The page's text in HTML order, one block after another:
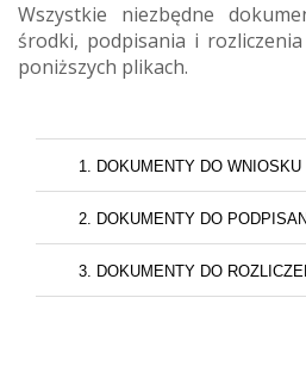
Wszystkie niezbędne
środki, podpisania i
poniższych plikach.